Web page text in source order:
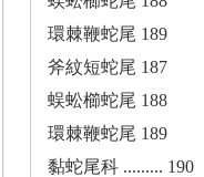
環棘鞭蛇尾 189
斧紋短蛇尾 187
蜈蚣櫛蛇尾 188
環棘鞭蛇尾 189
黏蛇尾科 ......... 190